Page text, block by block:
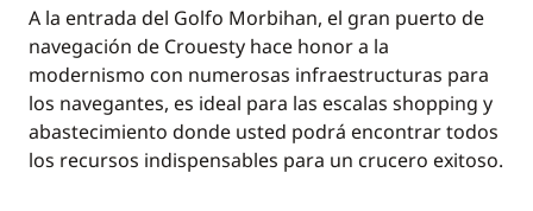
A la entrada del Golfo Morbihan, el gran puerto de
navegación de Crouesty hace honor a la
modernismo con numerosas infraestructuras para
los navegantes, es ideal para las escalas shopping y
abastecimiento donde usted podrá encontrar todos
los recursos indispensables para un crucero exitoso.